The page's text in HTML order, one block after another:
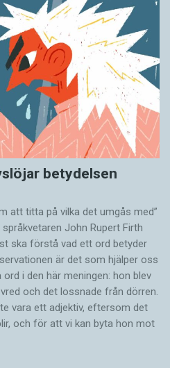
betydelsen
att titta på vilka det umgås med”
John Rupert Firth
ska förstå vad ett ord betyder
är det som hjälper oss
i den här meningen: hon blev
och det lossnade från dörren.
vara ett adjektiv, eftersom det
och för att vi kan byta hon mot